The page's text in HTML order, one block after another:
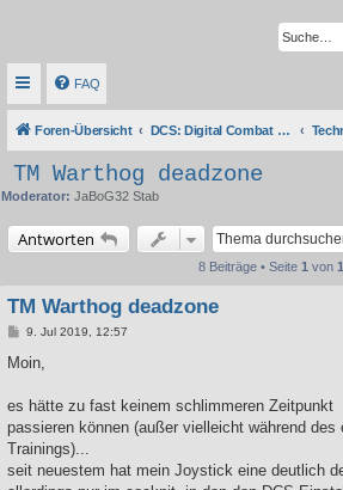
FAQ
Foren-Übersicht DCS: Digital Combat Simulator Series
TM Warthog deadzone
Moderator: JaBoG32 Stab
Antworten
8 Beiträge • Seite 1 von 1
TM Warthog deadzone
B
i
a
9. Jul 2019, 12:57
Moin,
es hätte zu fast keinem schlimmeren Zeitpunkt
passieren können (außer vielleicht während des
Trainings)...
seit neuestem hat mein Joystick eine deutlich